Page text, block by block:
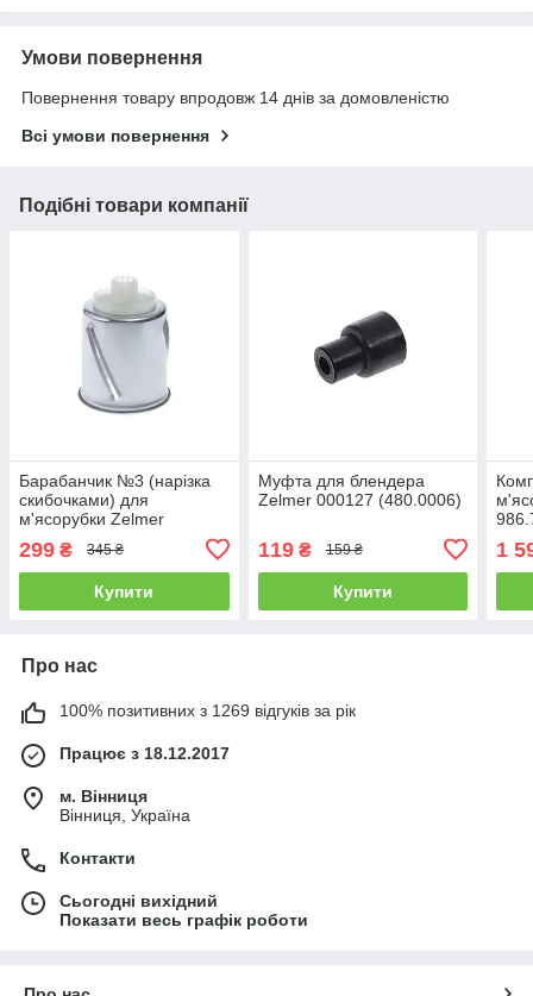
Умови повернення
Повернення товару впродовж 14 днів за домовленістю
Всі умови повернення
Подібні товари компанії
Барабанчик №3 (нарізка
скибочками) для
м'ясорубки Zelmer
299 ₴ 345 ₴
Купити
Муфта для блендера
Zelmer 000127 (480.0006)
119₴ 159 ₴
Купити
1
Про нас
100% позитивних з 1269 відгуків за рік
Працює з 18.12.2017
м. Вінниця
Вінниця, Україна
Контакти
Сьогодні вихідний
Показати весь графік роботи